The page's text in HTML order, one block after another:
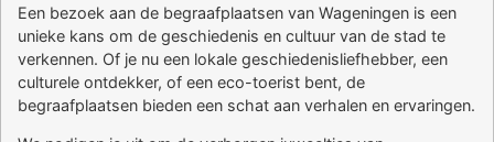
Een bezoek aan de begraafplaatsen van Wageningen is een
unieke kans om de geschiedenis en cultuur van de stad te
verkennen. Of je nu een lokale geschiedenisliefhebber, een
culturele ontdekker, of een eco-toerist bent, de
begraafplaatsen bieden een schat aan verhalen en ervaringen.